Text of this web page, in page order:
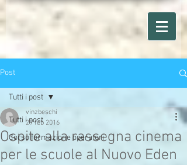
Post
Tutti i post
Corso formazione operatori
Tutti i post
Ospite alla rassegna cinema
per le scuole al Nuovo Eden
vinzbeschi
29 feb 2016